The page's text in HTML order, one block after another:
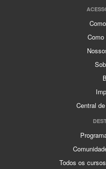
Como
Central
Todos os